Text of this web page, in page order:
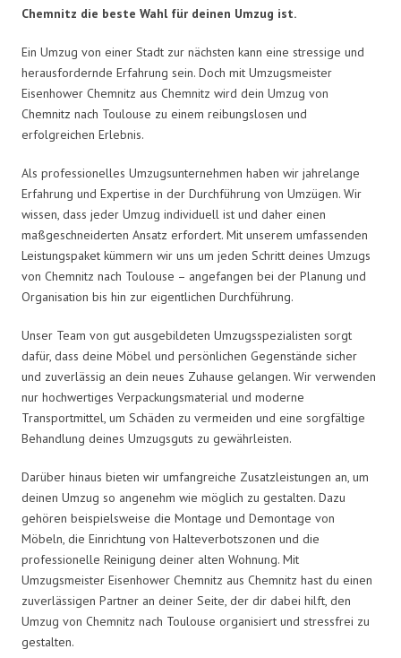
Chemnitz die beste Wahl für deinen Umzug ist.
Ein Umzug von einer Stadt zur nächsten kann eine stressige und
herausfordernde Erfahrung sein. Doch mit Umzugsmeister
Eisenhower Chemnitz aus Chemnitz wird dein Umzug von
Chemnitz nach Toulouse zu einem reibungslosen und
erfolgreichen Erlebnis.
Als professionelles Umzugsunternehmen haben wir jahrelange
Erfahrung und Expertise in der Durchführung von Umzügen. Wir
wissen, dass jeder Umzug individuell ist und daher einen
maßgeschneiderten Ansatz erfordert. Mit unserem umfassenden
Leistungspaket kümmern wir uns um jeden Schritt deines Umzugs
von Chemnitz nach Toulouse – angefangen bei der Planung und
Organisation bis hin zur eigentlichen Durchführung.
Unser Team von gut ausgebildeten Umzugsspezialisten sorgt
dafür, dass deine Möbel und persönlichen Gegenstände sicher
und zuverlässig an dein neues Zuhause gelangen. Wir verwenden
nur hochwertiges Verpackungsmaterial und moderne
Transportmittel, um Schäden zu vermeiden und eine sorgfältige
Behandlung deines Umzugsguts zu gewährleisten.
Darüber hinaus bieten wir umfangreiche Zusatzleistungen an, um
deinen Umzug so angenehm wie möglich zu gestalten. Dazu
gehören beispielsweise die Montage und Demontage von
Möbeln, die Einrichtung von Halteverbotszonen und die
professionelle Reinigung deiner alten Wohnung. Mit
Umzugsmeister Eisenhower Chemnitz aus Chemnitz hast du einen
zuverlässigen Partner an deiner Seite, der dir dabei hilft, den
Umzug von Chemnitz nach Toulouse organisiert und stressfrei zu
gestalten.